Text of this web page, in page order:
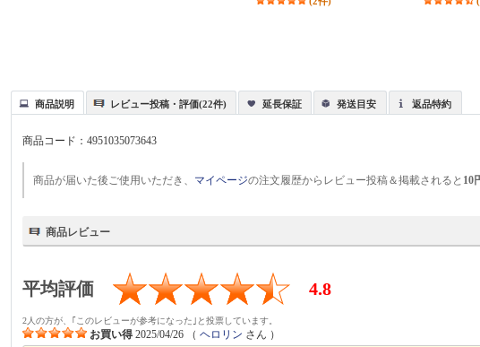
商品説明 レビュー投稿・評価(22件) 延長保証 発送目安 返品特約
商品コード：4951035073643
商品が届いた後ご使用いただき、 マイページの注文履歴からレビュー投稿＆掲載されると 10
商品レビュー
平均評価 4.8
2人の方が、｢このレビューが参考になった｣と投票しています。
お買い得 2025/04/26 （ヘロリン さん ）